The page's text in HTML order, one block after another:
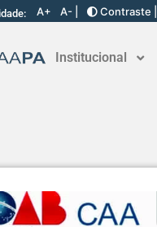
A+ A- | Contraste |
Institucional